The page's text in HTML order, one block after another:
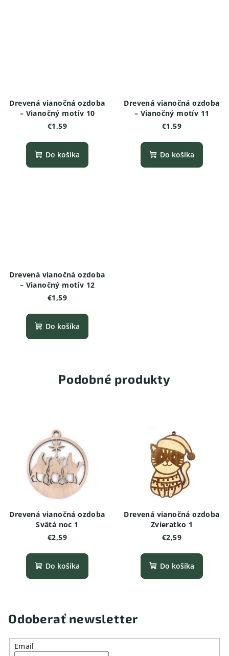
Drevená vianočná ozdoba
– Vianočný motív 10
€1,59
Do košíka
Drevená vianočná ozdoba
– Vianočný motív 11
€1,59
Do košíka
Drevená vianočná ozdoba
– Vianočný motív 12
€1,59
Do košíka
Podobné produkty
Drevená vianočná ozdoba
Svätá noc 1
€2,59
Do košíka
Drevená vianočná ozdoba
Zvieratko 1
€2,59
Do košíka
Odoberať newsletter
Email